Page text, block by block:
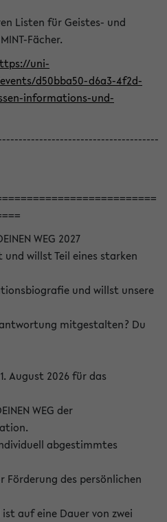
Listen für Geistes- und
Fächer.
uni-
d50bba50-d6a3-4f2d-
informations-und-
WEG 2027
willst Teil eines starken
und willst unsere
mitgestalten? Du
August 2026 für das
WEG der
abgestimmtes
Förderung des persönlichen
auf eine Dauer von zwei